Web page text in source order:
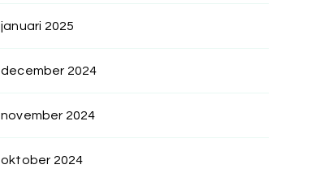
januari 2025
december 2024
november 2024
oktober 2024